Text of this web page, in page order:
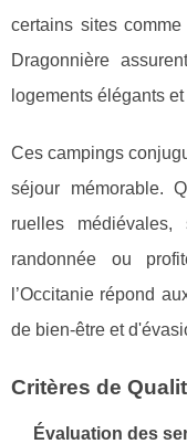
certains sites
Dragonnière
logements élégants
Ces campings
séjour mémorable.
ruelles
randonnée ou
l’Occitanie répond
de bien-être et
Critères de
Évaluation des